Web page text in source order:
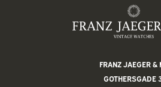
FRANZ JAEGER &
GOTHERSGADE